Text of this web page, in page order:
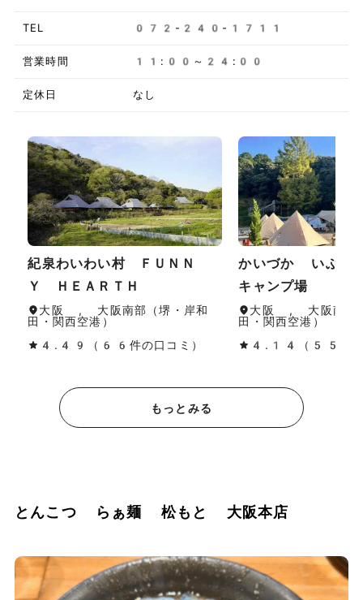
TEL 072-240-1711
営業時間 11:00～24:00
定休日 なし
紀泉わいわい村 ＦＵＮＮ
Ｙ ＨＥＡＲＴＨ
大阪 , 大阪南部（堺・岸和
田・関西空港）
4.49（66件の口コミ）
かいづか いぶき
キャンプ場
大阪 , 大阪南部
田・関西空港）
4.14（55件の
もっとみる
とんこつ らぁ麺 松もと 大阪本店